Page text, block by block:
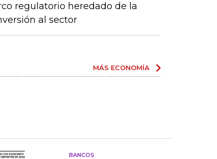
regulatorio heredado de la
al sector
MÁS ECONOMÍA
BANCOS